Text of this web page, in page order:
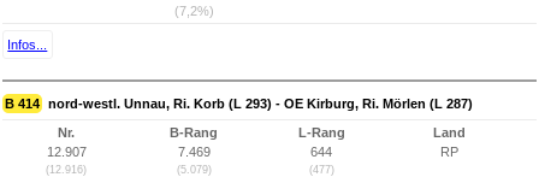
(7,2%)
Infos...
B 414 nord-westl. Unnau, Ri. Korb (L 293) - OE Kirburg, Ri. Mörlen (L 287)
Nr.
12.907
(12.916)
B-Rang
7.469
(5.079)
L-Rang
644
(477)
Land
RP